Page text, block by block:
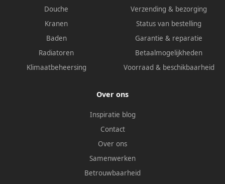
Douche
Kranen
Baden
Radiatoren
Klimaatbeheersing
Verzending & bezorging
Status van bestelling
Garantie & reparatie
Betaalmogelijkheden
Voorraad & beschikbaarheid
Over ons
Inspiratie blog
Contact
Over ons
Samenwerken
Betrouwbaarheid